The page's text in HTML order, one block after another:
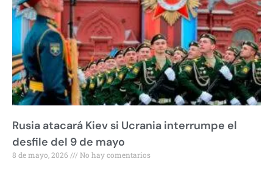
Rusia atacará Kiev si Ucrania interrumpe el
desfile del 9 de mayo
8 de mayo, 2026 No hay comentarios